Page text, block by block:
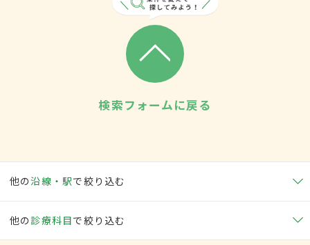
検索フォームに戻る
他の沿線・駅で絞り込む
他の 診療科目で絞り込む